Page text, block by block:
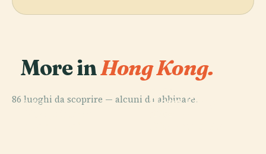
More inHong Kong.
86 luoghi da scoprire — alcuni da abbinare.
PLACE
Hong Kong
PLACE